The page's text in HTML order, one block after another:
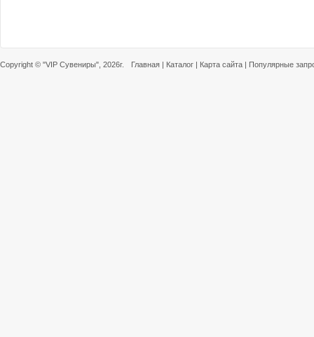
Copyright © "VIP Сувениры" , 2026г. Главная | Каталог | Карта сайта | Популярные